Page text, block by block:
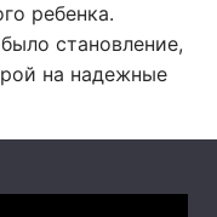
ребенка.
становление,
на надежные